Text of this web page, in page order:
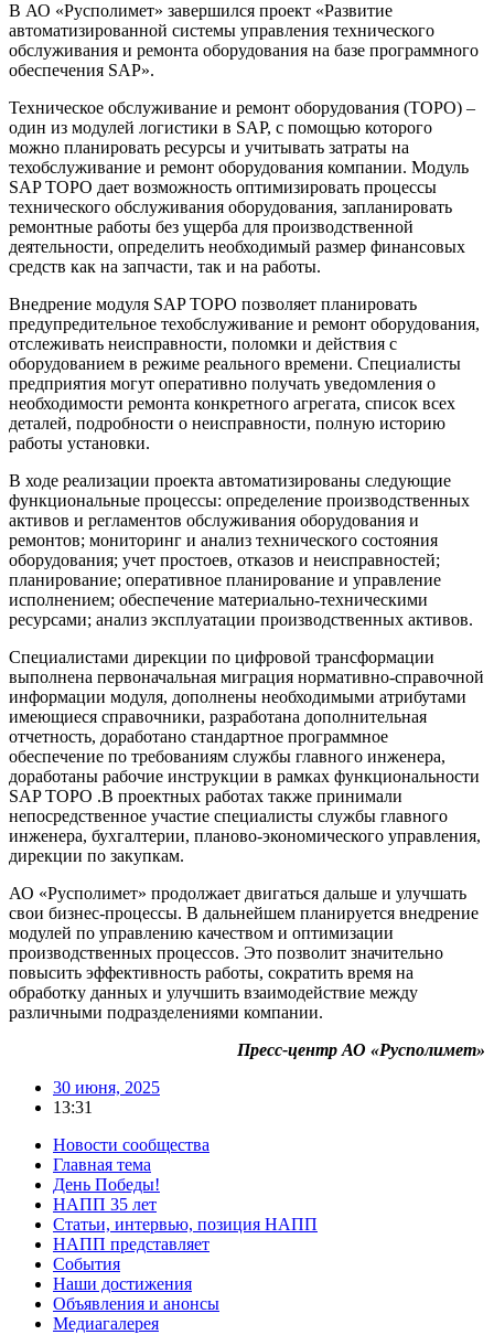
В АО «Русполимет» завершился проект «Развитие
автоматизированной сиcтемы управления технического
обслуживания и ремонта оборудования на базе программного
обеспечения SAP».
Техническое обслуживание и ремонт оборудования (ТОРО) –
один из модулей логистики в SAP, с помощью которого
можно планировать ресурсы и учитывать затраты на
техобслуживание и ремонт оборудования компании. Модуль
SAP ТОРО дает возможность оптимизировать процессы
технического обслуживания оборудования, запланировать
ремонтные работы без ущерба для производственной
деятельности, определить необходимый размер финансовых
средств как на запчасти, так и на работы.
Внедрение модуля SAP ТОРО позволяет планировать
предупредительное техобслуживание и ремонт оборудования,
отслеживать неисправности, поломки и действия с
оборудованием в режиме реального времени. Специалисты
предприятия могут оперативно получать уведомления о
необходимости ремонта конкретного агрегата, список всех
деталей, подробности о неисправности, полную историю
работы установки.
В ходе реализации проекта автоматизированы следующие
функциональные процессы: определение производственных
активов и регламентов обслуживания оборудования и
ремонтов; мониторинг и анализ технического состояния
оборудования; учет простоев, отказов и неисправностей;
планирование; оперативное планирование и управление
исполнением; обеспечение материально-техническими
ресурсами; анализ эксплуатации производственных активов.
Специалистами дирекции по цифровой трансформации
выполнена первоначальная миграция нормативно-справочной
информации модуля, дополнены необходимыми атрибутами
имеющиеся справочники, разработана дополнительная
отчетность, доработано стандартное программное
обеспечение по требованиям службы главного инженера,
доработаны рабочие инструкции в рамках функциональности
SAP ТОРО .В проектных работах также принимали
непосредственное участие специалисты службы главного
инженера, бухгалтерии, планово-экономического управления,
дирекции по закупкам.
АО «Русполимет» продолжает двигаться дальше и улучшать
свои бизнес-процессы. В дальнейшем планируется внедрение
модулей по управлению качеством и оптимизации
производственных процессов. Это позволит значительно
повысить эффективность работы, сократить время на
обработку данных и улучшить взаимодействие между
различными подразделениями компании.
Пресс-центр АО «Русполимет»
30 июня, 2025
13:31
Новости сообщества
Главная тема
День Победы!
НАПП 35 лет
Статьи, интервью, позиция НАПП
НАПП представляет
События
Наши достижения
Объявления и анонсы
Медиагалерея